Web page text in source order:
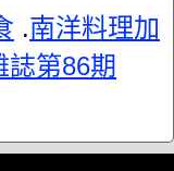
.南洋料理加
誌第86期